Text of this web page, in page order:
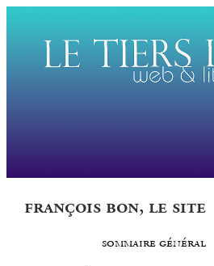
françois bon, le site
sommaire général